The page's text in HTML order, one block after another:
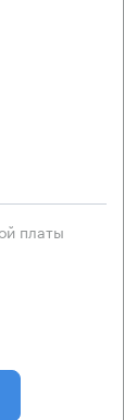
платы